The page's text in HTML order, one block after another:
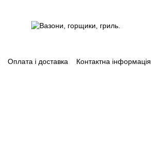
Оплата і доставка Контактна інформація